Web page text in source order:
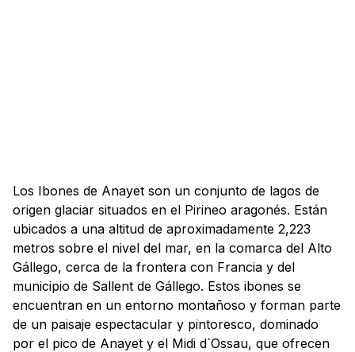
Los Ibones de Anayet son un conjunto de lagos de
origen glaciar situados en el Pirineo aragonés. Están
ubicados a una altitud de aproximadamente 2,223
metros sobre el nivel del mar, en la comarca del Alto
Gállego, cerca de la frontera con Francia y del
municipio de Sallent de Gállego. Estos ibones se
encuentran en un entorno montañoso y forman parte
de un paisaje espectacular y pintoresco, dominado
por el pico de Anayet y el Midi d`Ossau, que ofrecen